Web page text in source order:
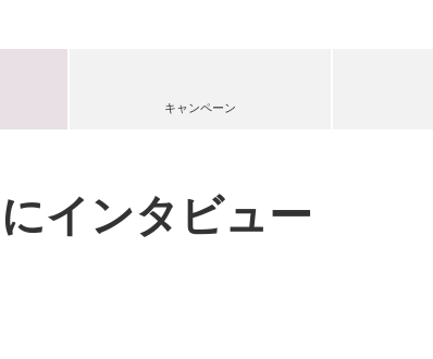
キャンペーン
インタビュー